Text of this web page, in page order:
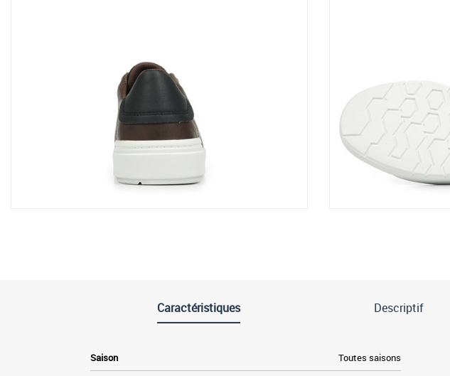
Caractéristiques Descriptif
Saison Toutes saisons